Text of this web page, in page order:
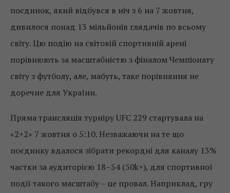
поєдинок, який відбувся в ніч з 6 на 7 жовтня,
дивилося понад 13 мільйонів глядачів по всьому
світу. Цю подію на світовій спортивній арені
порівнюють за масштабністю з фіналом Чемпіонату
світу з футболу, але, мабуть, таке порівняння не
доречне для України.
Пряма трансляція турніру UFC 229 стартувала на
«2+2» 7 жовтня о 5:10. Незважаючи на те що
поєдинку вдалося зібрати рекордні для каналу 13%
частки за аудиторією 18–54 (50k+), для спортивної
події такого масштабу – це провал. Наприклад, гру